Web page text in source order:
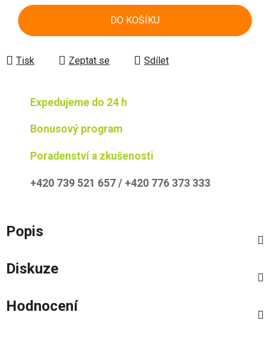
DO KOŠÍKU
Tisk Zeptat se Sdílet
Expedujeme do 24 h
Bonusový program
Poradenství a zkušenosti
+420 739 521 657 / +420 776 373 333
Popis
Diskuze
Hodnocení